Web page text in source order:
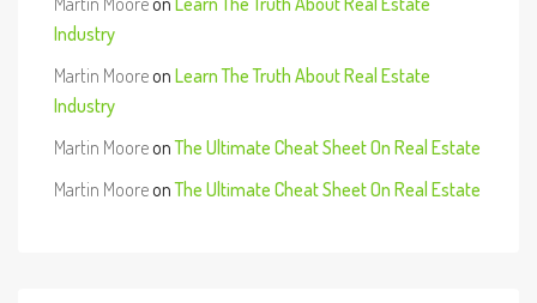
Industry
Martin Mooreon Learn The Truth About Real Estate
Industry
Martin MooreonThe Ultimate Cheat Sheet On Real Estate
Martin MooreonThe Ultimate Cheat Sheet On Real Estate